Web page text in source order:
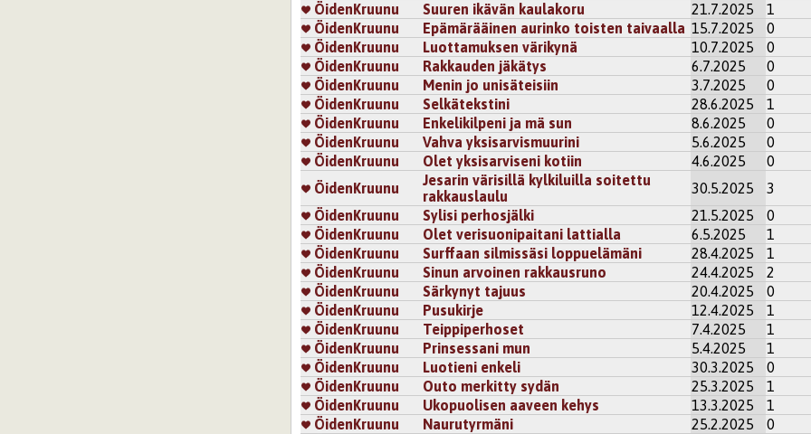
ÖidenKruunu
Suuren ikävän kaulakoru 21.7.2025 1
ÖidenKruunu
Epämärääinen aurinko toisten taivaalla 15.7.2025 0
ÖidenKruunu
Luottamuksen värikynä 10.7.2025 0
ÖidenKruunu
Rakkauden jäkätys 6.7.2025 0
ÖidenKruunu
Menin jo unisäteisiin 3.7.2025 0
ÖidenKruunu
Selkätekstini 28.6.2025 1
ÖidenKruunu
Enkelikilpeni ja mä sun 8.6.2025 0
ÖidenKruunu
Vahva yksisarvismuurini 5.6.2025 0
ÖidenKruunu
Olet yksisarviseni kotiin 4.6.2025 0
ÖidenKruunu
Jesarin värisillä kylkiluilla soitettu
rakkauslaulu
30.5.2025 3
ÖidenKruunu
Sylisi perhosjälki 21.5.2025 0
ÖidenKruunu
Olet verisuonipaitani lattialla 6.5.2025 1
ÖidenKruunu
Surffaan silmissäsi loppuelämäni 28.4.2025 1
ÖidenKruunu
Sinun arvoinen rakkausruno 24.4.2025 2
ÖidenKruunu
Särkynyt tajuus 20.4.2025 0
ÖidenKruunu
Pusukirje 12.4.2025 1
ÖidenKruunu
Teippiperhoset 7.4.2025 1
ÖidenKruunu
Prinsessani mun 5.4.2025 1
ÖidenKruunu
Luotieni enkeli 30.3.2025 0
ÖidenKruunu
Outo merkitty sydän 25.3.2025 1
ÖidenKruunu
Ukopuolisen aaveen kehys 13.3.2025 1
ÖidenKruunu
Naurutyrmäni 25.2.2025 0